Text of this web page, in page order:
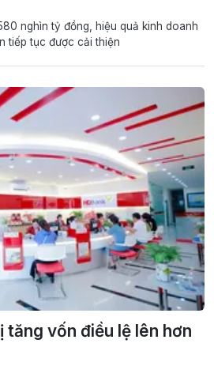
nghìn tỷ đồng, hiệu quả kinh doanh
tiếp tục được cải thiện
tăng vốn điều lệ lên hơn